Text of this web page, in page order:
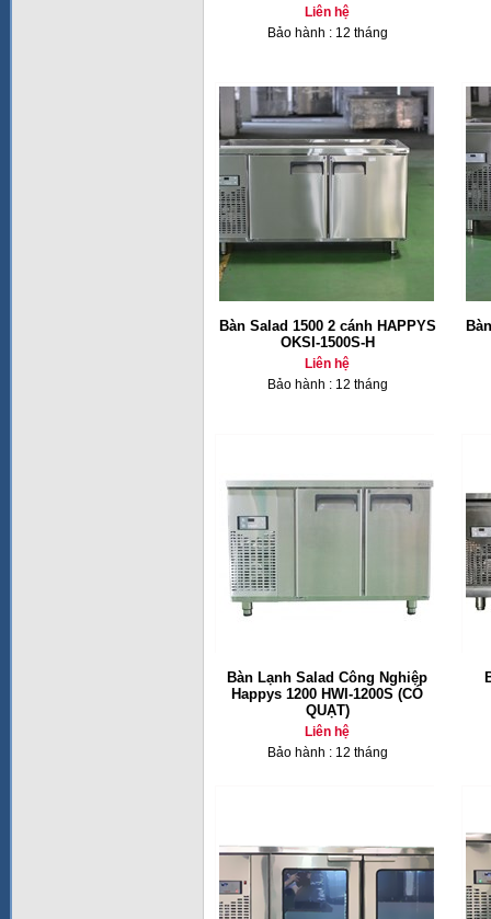
Liên hệ
Bảo hành : 12 tháng
Bàn Salad 1500 2 cánh HAPPYS
OKSI-1500S-H
Liên hệ
Bảo hành : 12 tháng
Bàn Lạnh Salad Công Nghiệp
Happys 1200 HWI-1200S (CÓ
QUẠT)
Liên hệ
Bảo hành : 12 tháng